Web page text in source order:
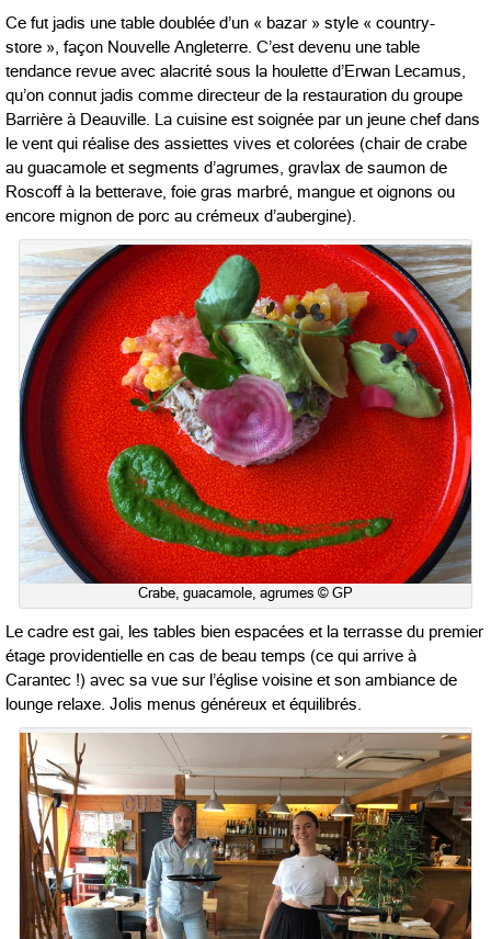
Ce fut jadis une table doublée d’un « bazar » style « country-
store », façon Nouvelle Angleterre. C’est devenu une table
tendance revue avec alacrité sous la houlette d’Erwan Lecamus,
qu’on connut jadis comme directeur de la restauration du groupe
Barrière à Deauville. La cuisine est soignée par un jeune chef dans
le vent qui réalise des assiettes vives et colorées (chair de crabe
au guacamole et segments d’agrumes, gravlax de saumon de
Roscoff à la betterave, foie gras marbré, mangue et oignons ou
encore mignon de porc au crémeux d’aubergine).
Crabe, guacamole, agrumes © GP
Le cadre est gai, les tables bien espacées et la terrasse du premier
étage providentielle en cas de beau temps (ce qui arrive à
Carantec !) avec sa vue sur l’église voisine et son ambiance de
lounge relaxe. Jolis menus généreux et équilibrés.